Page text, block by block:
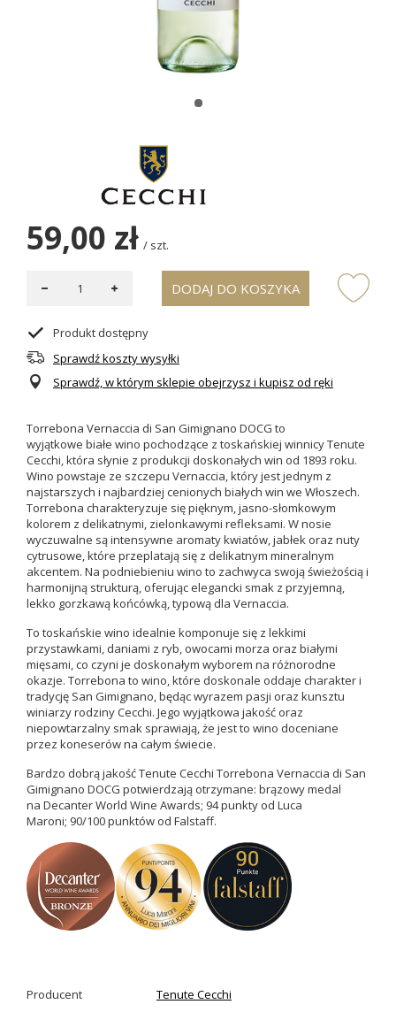
59,00 zł / szt.
DODAJ DO KOSZYKA
Produkt dostępny
Sprawdź koszty wysyłki
Sprawdź, w którym sklepie obejrzysz i kupisz od ręki
Torrebona Vernaccia di San Gimignano DOCG to
wyjątkowe białe wino pochodzące z toskańskiej winnicy Tenute
Cecchi, która słynie z produkcji doskonałych win od 1893 roku.
Wino powstaje ze szczepu Vernaccia, który jest jednym z
najstarszych i najbardziej cenionych białych win we Włoszech.
Torrebona charakteryzuje się pięknym, jasno-słomkowym
kolorem z delikatnymi, zielonkawymi refleksami. W nosie
wyczuwalne są intensywne aromaty kwiatów, jabłek oraz nuty
cytrusowe, które przeplatają się z delikatnym mineralnym
akcentem. Na podniebieniu wino to zachwyca swoją świeżością i
harmonijną strukturą, oferując elegancki smak z przyjemną,
lekko gorzkawą końcówką, typową dla Vernaccia.
To toskańskie wino idealnie komponuje się z lekkimi
przystawkami, daniami z ryb, owocami morza oraz białymi
mięsami, co czyni je doskonałym wyborem na różnorodne
okazje. Torrebona to wino, które doskonale oddaje charakter i
tradycję San Gimignano, będąc wyrazem pasji oraz kunsztu
winiarzy rodziny Cecchi. Jego wyjątkowa jakość oraz
niepowtarzalny smak sprawiają, że jest to wino doceniane
przez koneserów na całym świecie.
Bardzo dobrą jakość Tenute Cecchi Torrebona Vernaccia di San
Gimignano DOCG potwierdzają otrzymane: brązowy medal
na Decanter World Wine Awards; 94 punkty od Luca
Maroni; 90/100 punktów od Falstaff.
Producent
Tenute Cecchi